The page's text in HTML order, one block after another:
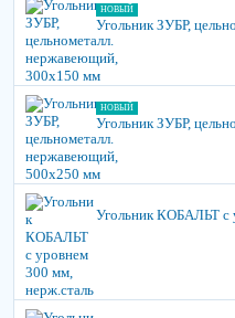
НОВЫЙ
Угольник ЗУБР,
НОВЫЙ
Угольник ЗУБР,
Угольник КОБАЛЬТ с